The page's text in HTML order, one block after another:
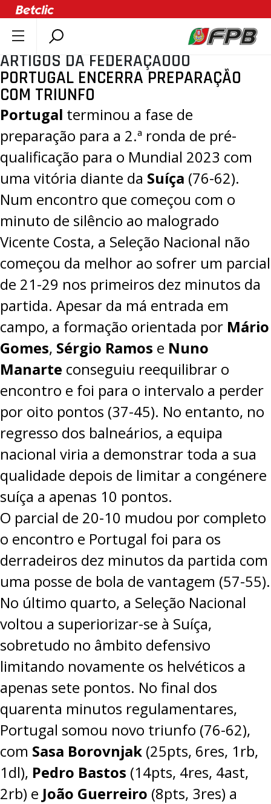
SOBRE A FPB
DOCUMENTOS
ÚLTIMAS
COMPETIÇÕES
ASSOCIAÇÕES
CLUBES
AGENTES
AGENDA
SELEÇÕES
MINIBASQUETE
ÁREA TÉCNICA
PROJETOS
LIGA BETCLIC MASCULINA
LIGA BETCLIC FEMININA
ARTIGOS DA FEDERAÇÃOOO
PORTUGAL ENCERRA PREPARAÇÃO
COM TRIUNFO
Portugal terminou a fase de
preparação para a 2.ª ronda de pré-
qualificação para o Mundial 2023 com
uma vitória diante da Suíça (76-62).
Num encontro que começou com o
minuto de silêncio ao malogrado
Vicente Costa, a Seleção Nacional não
começou da melhor ao sofrer um parcial
de 21-29 nos primeiros dez minutos da
partida. Apesar da má entrada em
campo, a formação orientada por Mário
Gomes, Sérgio Ramos e Nuno
Manarte conseguiu reequilibrar o
encontro e foi para o intervalo a perder
por oito pontos (37-45). No entanto, no
regresso dos balneários, a equipa
nacional viria a demonstrar toda a sua
qualidade depois de limitar a congénere
suíça a apenas 10 pontos.
O parcial de 20-10 mudou por completo
o encontro e Portugal foi para os
derradeiros dez minutos da partida com
uma posse de bola de vantagem (57-55).
No último quarto, a Seleção Nacional
voltou a superiorizar-se à Suíça,
sobretudo no âmbito defensivo
limitando novamente os helvéticos a
apenas sete pontos. No final dos
quarenta minutos regulamentares,
Portugal somou novo triunfo (76-62),
com Sasa Borovnjak (25pts, 6res, 1rb,
1dl), Pedro Bastos (14pts, 4res, 4ast,
2rb) e João Guerreiro (8pts, 3res) a